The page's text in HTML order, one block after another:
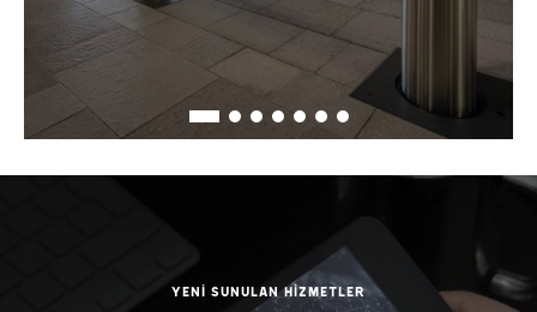
YENİ SUNULAN HİZMETLER